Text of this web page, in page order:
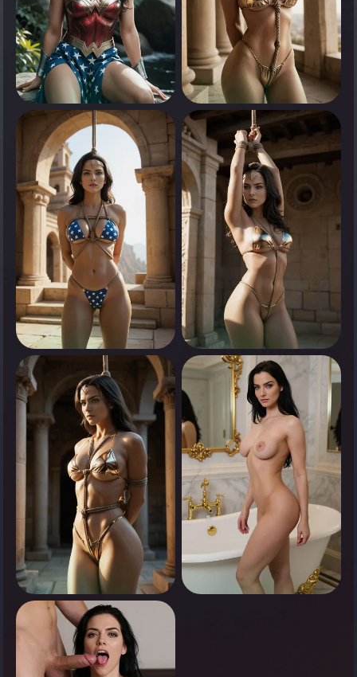
0
Appuyez pour voir
0
Appuyez pour voir
0
Appuyez pour voir
0
Appuyez pour voir
0
Appuyez pour voir